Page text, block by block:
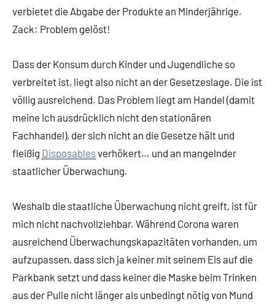
verbietet die Abgabe der Produkte an Minderjährige.
Zack: Problem gelöst!
Dass der Konsum durch Kinder und Jugendliche so
verbreitet ist, liegt also nicht an der Gesetzeslage. Die ist
völlig ausreichend. Das Problem liegt am Handel (damit
meine ich ausdrücklich nicht den stationären
Fachhandel), der sich nicht an die Gesetze hält und
fleißig Disposablesverhökert… und an mangelnder
staatlicher Überwachung.
Weshalb die staatliche Überwachung nicht greift, ist für
mich nicht nachvollziehbar. Während Corona waren
ausreichend Überwachungskapazitäten vorhanden, um
aufzupassen, dass sich ja keiner mit seinem Eis auf die
Parkbank setzt und dass keiner die Maske beim Trinken
aus der Pulle nicht länger als unbedingt nötig von Mund